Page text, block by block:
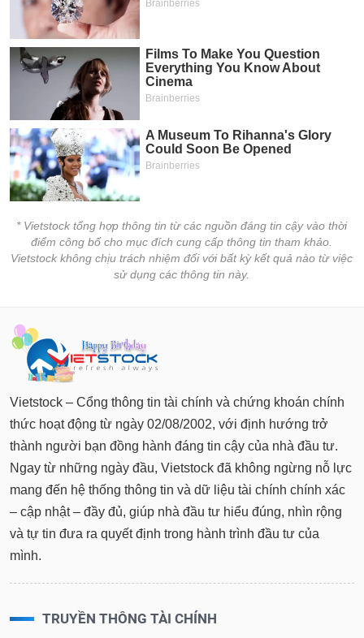
* Vietstock tổng hợp thông tin từ các nguồn đáng tin cậy vào thời
điểm công bố cho mục đích cung cấp thông tin tham khảo.
Vietstock không chịu trách nhiệm đối với bất kỳ kết quả nào từ việc
sử dụng các thông tin này.
Vietstock – Cổng thông tin tài chính và chứng khoán chính
thức hoạt động từ ngày 02/08/2002, với định hướng trở
thành người bạn đồng hành đáng tin cậy của nhà đầu tư.
Ngay từ những ngày đầu, Vietstock đã không ngừng nỗ lực
mang đến hệ thống thông tin và dữ liệu tài chính chính xác
– cập nhật – đầy đủ, giúp nhà đầu tư hiểu đúng, nhìn rộng
và tự tin đưa ra quyết định trong hành trình đầu tư của
mình.
TRUYỀN THÔNG TÀI CHÍNH